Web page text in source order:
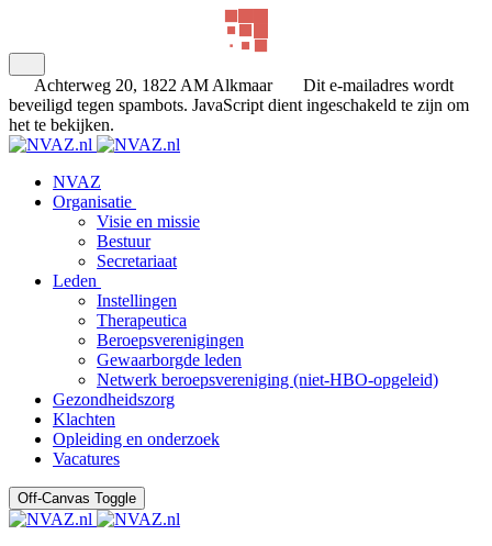
Achterweg 20, 1822 AM Alkmaar
Dit e-mailadres wordt
beveiligd tegen spambots. JavaScript dient ingeschakeld te zijn om
het te bekijken.
NVAZ
Organisatie
Visie en missie
Bestuur
Secretariaat
Leden
Instellingen
Therapeutica
Beroepsverenigingen
Gewaarborgde leden
Netwerk beroepsvereniging (niet-HBO-opgeleid)
Gezondheidszorg
Klachten
Opleiding en onderzoek
Vacatures
Off-Canvas Toggle